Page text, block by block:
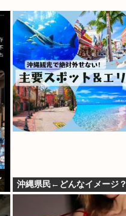
沖縄県民←どんなイメージ？